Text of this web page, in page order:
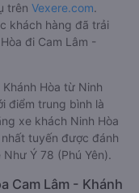
trên Vexere.com.
khách hàng đã trải
đi Cam Lâm -
Hòa từ Ninh
điểm trung bình là
xe khách Ninh Hòa
tuyến được đánh
Ý 78 (Phú Yên).
Cam Lâm - Khánh